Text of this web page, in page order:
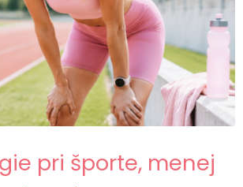
pri športe, menej